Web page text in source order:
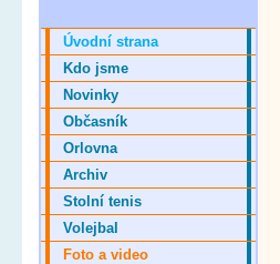
Úvodní strana
Kdo jsme
Novinky
Občasník
Orlovna
Archiv
Stolní tenis
Volejbal
Foto a video